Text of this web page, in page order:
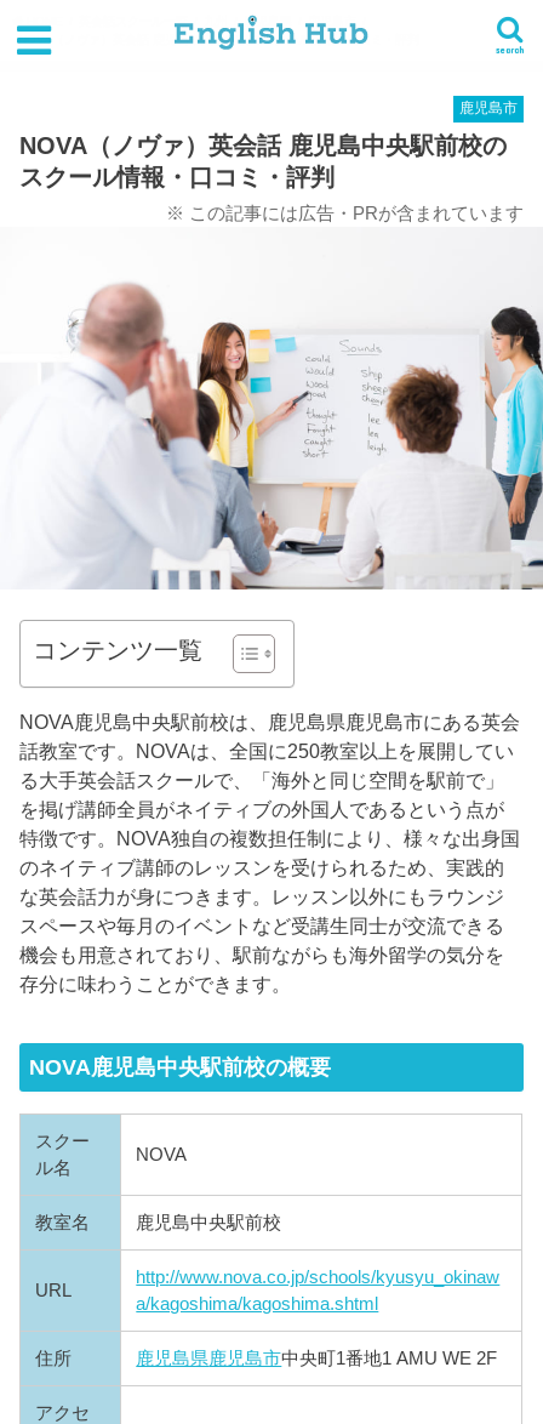
search
英会話スクール一覧 鹿児島県
鹿児島市
NOVA（ノヴァ）英会話 鹿児島中央駅前校のスクール情報・口コミ・評判
鹿児島市
NOVA（ノヴァ）英会話 鹿児島中央駅前校の
スクール情報・口コミ・評判
※ この記事には広告・PRが含まれています
コンテンツ一覧
NOVA鹿児島中央駅前校は、鹿児島県鹿児島市にある英会
話教室です。NOVAは、全国に250教室以上を展開してい
る大手英会話スクールで、「海外と同じ空間を駅前で」
を掲げ講師全員がネイティブの外国人であるという点が
特徴です。NOVA独自の複数担任制により、様々な出身国
のネイティブ講師のレッスンを受けられるため、実践的
な英会話力が身につきます。レッスン以外にもラウンジ
スペースや毎月のイベントなど受講生同士が交流できる
機会も用意されており、駅前ながらも海外留学の気分を
存分に味わうことができます。
NOVA鹿児島中央駅前校の概要
スクー
ル名
NOVA
教室名 鹿児島中央駅前校
URL
http://www.nova.co.jp/schools/kyusyu_okinaw
a/kagoshima/kagoshima.shtml
住所 鹿児島県鹿児島市中央町1番地1 AMU WE 2F
アクセ